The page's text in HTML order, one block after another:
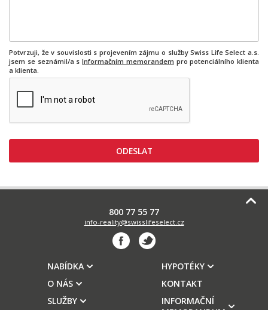
Potvrzuji, že v souvislosti s projevením zájmu o služby Swiss Life Select a.s.
jsem se seznámil/a s Informačním memorandem pro potenciálního klienta
a klienta.
800 77 55 77
info-reality@swisslifeselect.cz
NABÍDKA
O NÁS
SLUŽBY
HYPOTÉKY
KONTAKT
INFORMAČNÍ